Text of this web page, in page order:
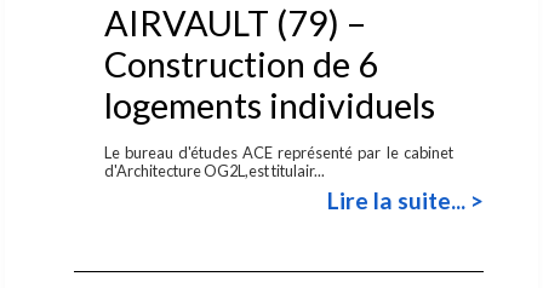
AIRVAULT (79) –
Construction de 6
logements individuels
Le bureau d'études ACE représenté par le cabinet
d'Architecture OG2L,est titulair...
Lire la suite... >